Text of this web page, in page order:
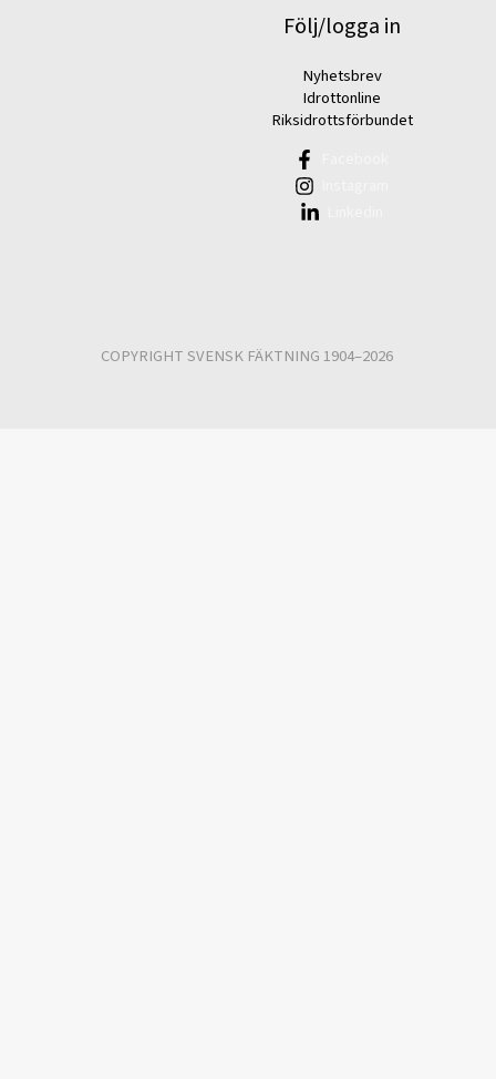
Följ/logga in
Nyhetsbrev
Idrottonline
Riksidrottsförbundet
COPYRIGHT SVENSK FÄKTNING 1904–2026